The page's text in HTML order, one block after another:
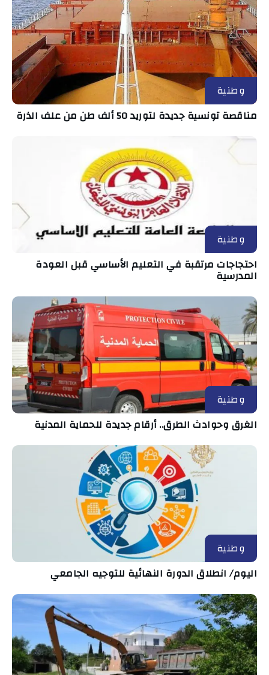
وطنية
مناقصة تونسية جديدة لتوريد 50 ألف طن من علف الذرة
وطنية
احتجاجات مرتقبة في التعليم الأساسي قبل العودة
المدرسية
وطنية
الغرق وحوادث الطرق.. أرقام جديدة للحماية المدنية
وطنية
اليوم/ انطلاق الدورة النهائية للتوجيه الجامعي